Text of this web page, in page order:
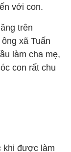
với con.
trên
xã Tuấn
làm cha mẹ,
con rất chu
khi được làm